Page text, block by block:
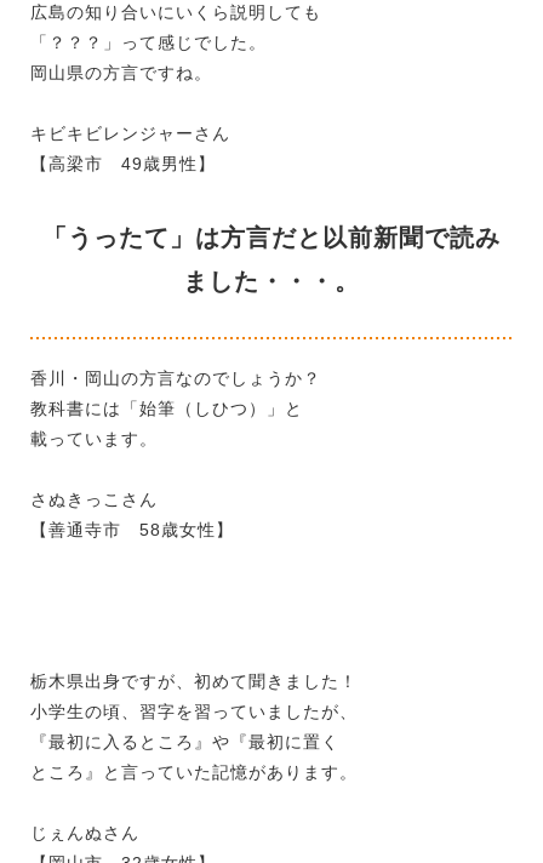
広島の知り合いにいくら説明しても
「？？？」って感じでした。
岡山県の方言ですね。
キビキビレンジャーさん
【高梁市 49歳男性】
「うったて」は方言だと以前新聞で読み
ました・・・。
香川・岡山の方言なのでしょうか？
教科書には「始筆（しひつ）」と
載っています。
さぬきっこさん
【善通寺市 58歳女性】
栃木県出身ですが、初めて聞きました！
小学生の頃、習字を習っていましたが、
『最初に入るところ』や『最初に置く
ところ』と言っていた記憶があります。
じぇんぬさん